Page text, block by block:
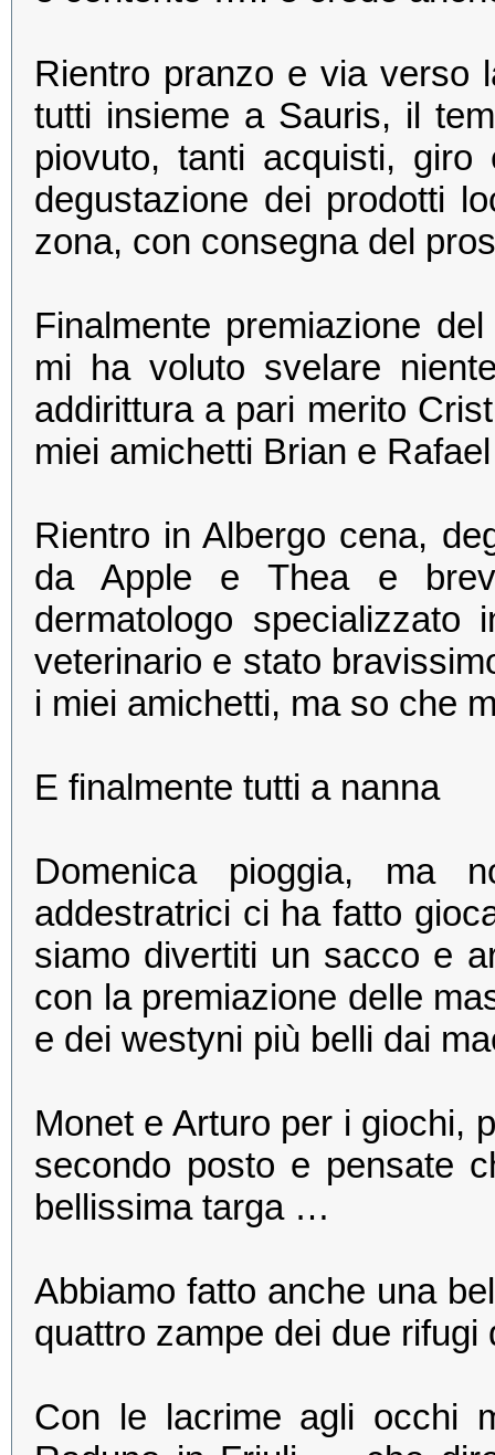
Rientro pranzo e via verso
tutti insieme a Sauris, il
piovuto, tanti acquisti,
degustazione dei prodotti
zona, con consegna del
Finalmente premiazione
mi ha voluto svelare
addirittura a pari merito
miei amichetti Brian e
Rientro in Albergo cena,
da Apple e Thea e
dermatologo
veterinario e stato
i miei amichetti, ma so che
E finalmente tutti a nanna
Domenica pioggia, ma
addestratrici ci ha fatto
siamo divertiti un sacco e
con la premiazione delle
e dei westyni più belli dai
Monet e Arturo per i giochi,
secondo posto e pensate
bellissima targa …
Abbiamo fatto anche una
quattro zampe dei due rifugi
Con le lacrime agli occhi